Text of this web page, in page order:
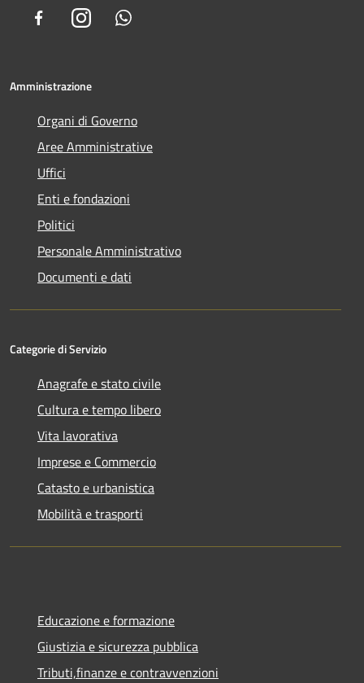
FacebookInstagram
Amministrazione
Organi di Governo
Aree Amministrative
Uffici
Enti e fondazioni
Politici
Personale Amministrativo
Documenti e dati
Categorie di Servizio
Anagrafe e stato civile
Cultura e tempo libero
Vita lavorativa
Imprese e Commercio
Catasto e urbanistica
Mobilità e trasporti
Educazione e formazione
Giustizia e sicurezza pubblica
Tributi,finanze e contravvenzioni